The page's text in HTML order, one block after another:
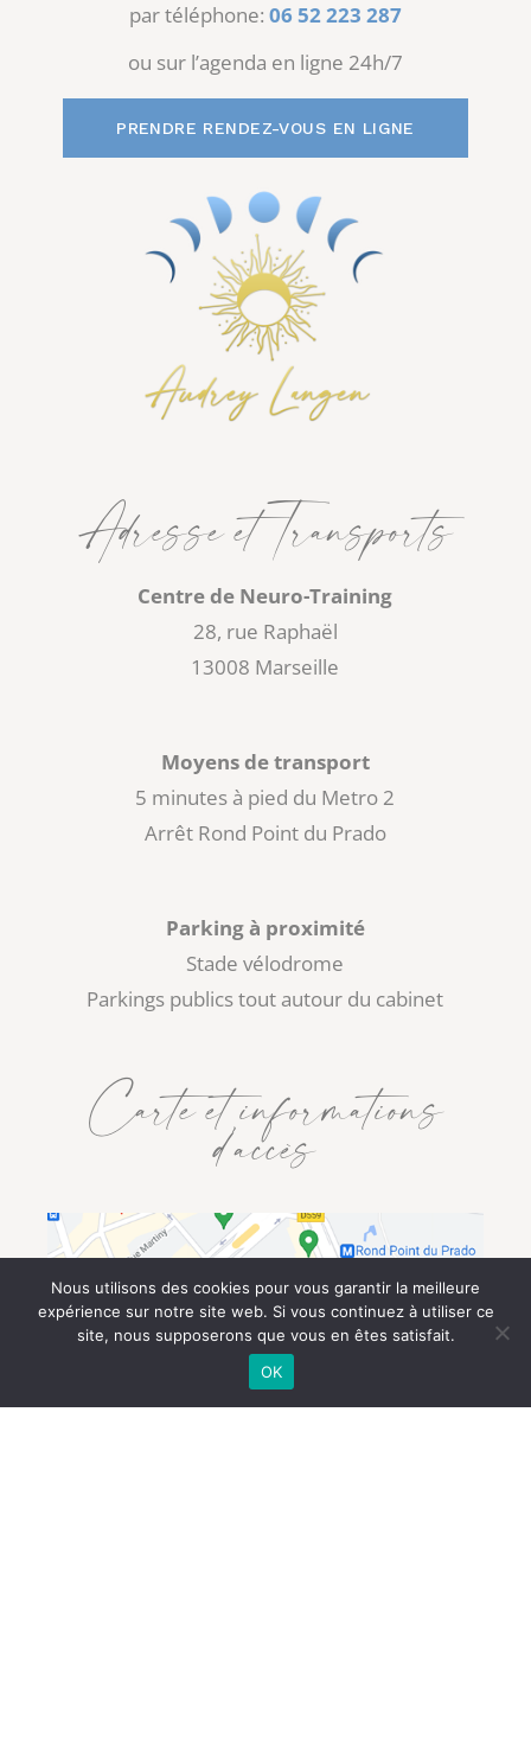
par téléphone: 06 52 223 287
ou sur l’agenda en ligne 24h/7
PRENDRE RENDEZ-VOUS EN LIGNE
Adresse et Transports
Centre de Neuro-Training
28, rue Raphaël
13008 Marseille
Moyens de transport
5 minutes à pied du Metro 2
Arrêt Rond Point du Prado
Parking à proximité
Stade vélodrome
Parkings publics tout autour du cabinet
Carte et informations
d’accès
Nous utilisons des cookies pour vous garantir la meilleure
expérience sur notre site web. Si vous continuez à utiliser ce
site, nous supposerons que vous en êtes satisfait.
OK